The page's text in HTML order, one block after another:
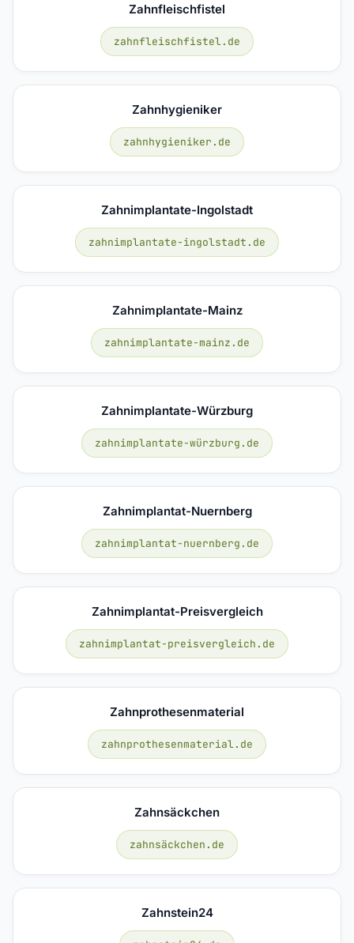
Zahnfleischfistel
zahnfleischfistel.de
Zahnhygieniker
zahnhygieniker.de
Zahnimplantate-Ingolstadt
zahnimplantate-ingolstadt.de
Zahnimplantate-Mainz
zahnimplantate-mainz.de
Zahnimplantate-Würzburg
zahnimplantate-würzburg.de
Zahnimplantat-Nuernberg
zahnimplantat-nuernberg.de
Zahnimplantat-Preisvergleich
zahnimplantat-preisvergleich.de
Zahnprothesenmaterial
zahnprothesenmaterial.de
Zahnsäckchen
zahnsäckchen.de
Zahnstein24